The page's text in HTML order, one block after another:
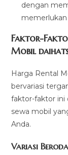
dengan
Faktor-
Mobil
Harga Rental
bervariasi
faktor-faktor ini
sewa mobil
Anda.
Variasi